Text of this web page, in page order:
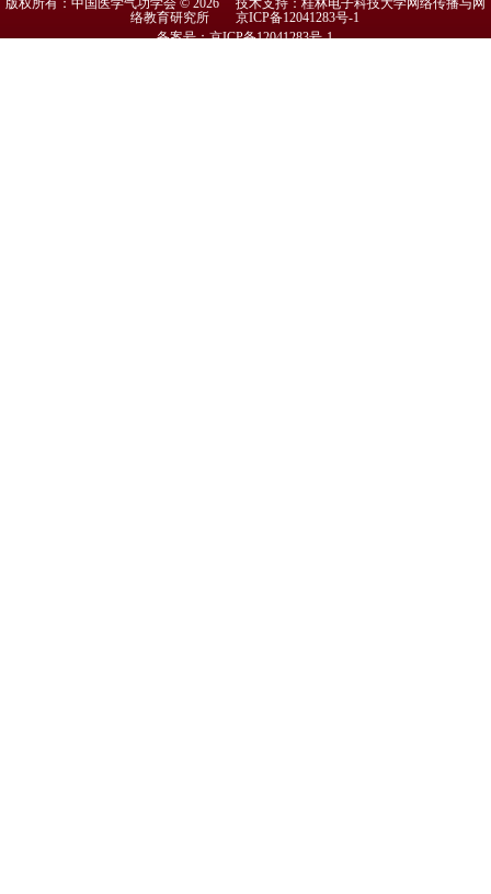
版权所有：中国医学气功学会 © 2026 技术支持：桂林电子科技大学网络传播与网
络教育研究所京ICP备12041283号-1
备案号：京ICP备12041283号-1